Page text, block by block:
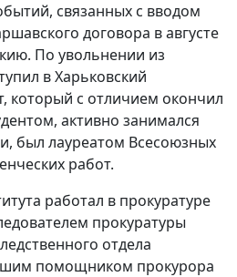
связанных с вводом
договора в августе
По увольнении из
в Харьковский
который с отличием окончил
активно занимался
был лауреатом Всесоюзных
работ.
работал в прокуратуре
прокуратуры
отдела
помощником прокурора